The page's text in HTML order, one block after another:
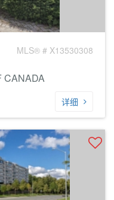
MLS® # X13530308
CANADA
详细